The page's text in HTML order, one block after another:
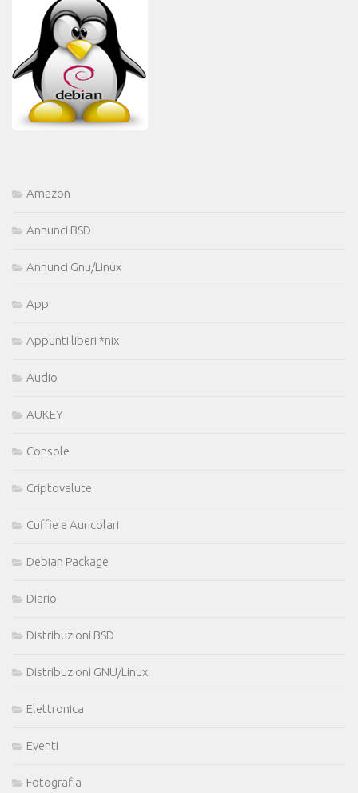
Amazon
Annunci BSD
Annunci Gnu/Linux
App
Appunti liberi *nix
Audio
AUKEY
Console
Criptovalute
Cuffie e Auricolari
Debian Package
Diario
Distribuzioni BSD
Distribuzioni GNU/Linux
Elettronica
Eventi
Fotografia